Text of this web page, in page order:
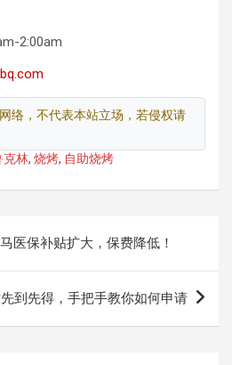
2:00am
络，不代表本站立场，若侵权请
克林, 烧烤, 自助烧烤
医保补贴扩大，保费降低！
到先得，手把手教你如何申请